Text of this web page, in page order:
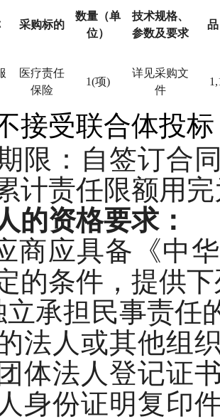
采购标的
数量（单
位）
技术规格、
参数及要求
医疗责任
保险
1(项)
详见采购文
件
接受联合体投标
限： 自签订合
计责任限额用
的资格要求：
商应具备《中
的条件，提供
立承担民事责任
法人或其他组
体法人登记证
身份证明复印